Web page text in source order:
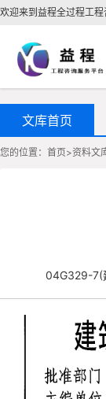
欢迎来到益程全过程工程
文库首页
您的位置： 首页>资料文
04G329-7(